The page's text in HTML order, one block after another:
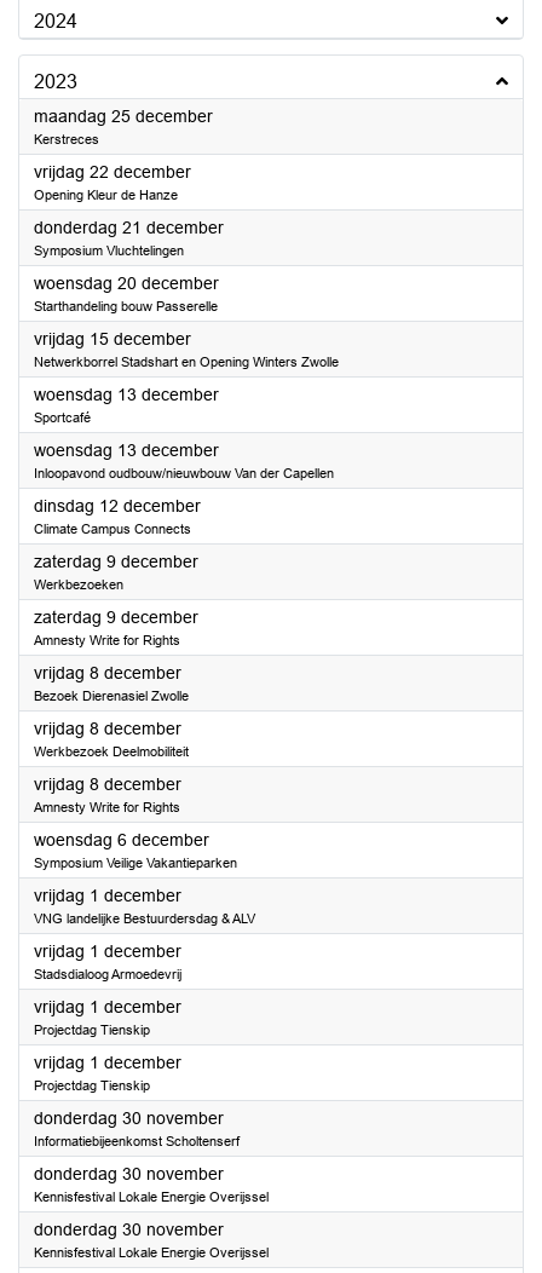
2024
2023
maandag 25 december2023
Kerstreces
vrijdag 22 december2023
Opening Kleur de Hanze
donderdag 21 december2023
Symposium Vluchtelingen
woensdag 20 december2023
Starthandeling bouw Passerelle
vrijdag 15 december2023
Netwerkborrel Stadshart en Opening Winters Zwolle
woensdag 13 december2023
Sportcafé
woensdag 13 december2023
Inloopavond oudbouw/nieuwbouw Van der Capellen
dinsdag 12 december2023
Climate Campus Connects
zaterdag 9 december2023
Werkbezoeken
zaterdag 9 december2023
Amnesty Write for Rights
vrijdag 8 december2023
Bezoek Dierenasiel Zwolle
vrijdag 8 december2023
Werkbezoek Deelmobiliteit
vrijdag 8 december2023
Amnesty Write for Rights
woensdag 6 december2023
Symposium Veilige Vakantieparken
vrijdag 1 december2023
VNG landelijke Bestuurdersdag & ALV
vrijdag 1 december2023
Stadsdialoog Armoedevrij
vrijdag 1 december2023
Projectdag Tienskip
vrijdag 1 december2023
Projectdag Tienskip
donderdag 30 november2023
Informatiebijeenkomst Scholtenserf
donderdag 30 november2023
Kennisfestival Lokale Energie Overijssel
donderdag 30 november2023
Kennisfestival Lokale Energie Overijssel